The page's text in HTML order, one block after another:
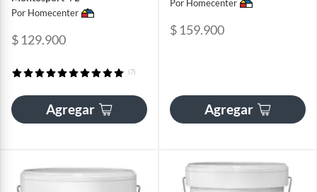
Por Homecenter
$ 129.900
(7)
Agregar
Por Homecenter
$ 159.900
Agregar